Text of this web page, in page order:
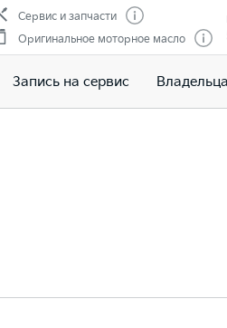
Сервис и запчасти
Оригинальное моторное масло
Запись на сервис